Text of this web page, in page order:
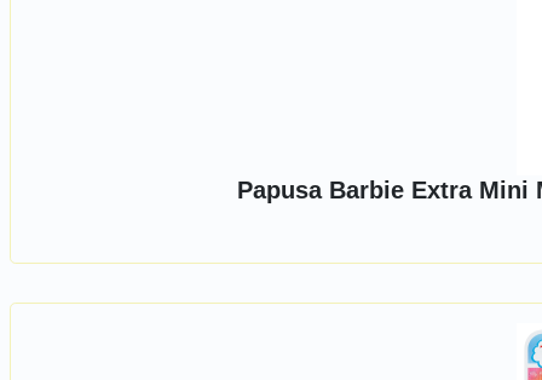
Papusa Barbie Extra Mini